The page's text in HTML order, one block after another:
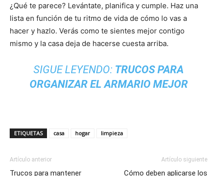
¿Qué te parece? Levántate, planifica y cumple. Haz una
lista en función de tu ritmo de vida de cómo lo vas a
hacer y hazlo. Verás como te sientes mejor contigo
mismo y la casa deja de hacerse cuesta arriba.
SIGUE LEYENDO: TRUCOS PARA
ORGANIZAR EL ARMARIO MEJOR
ETIQUETAS casa hogar limpieza
Artículo anterior
Trucos para mantener
Artículo siguiente
Cómo deben aplicarse los